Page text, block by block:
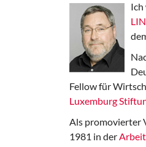
Ich
Fellow für
Luxemburg
Als promovierter
1981 in der